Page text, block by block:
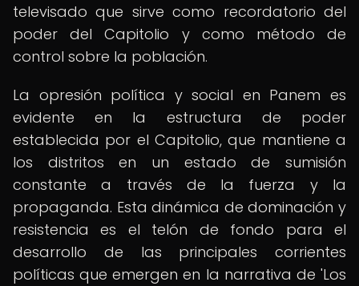
televisado que sirve como recordatorio del
poder del Capitolio y como método de
control sobre la población.
La opresión política y social en Panem es
evidente en la estructura de poder
establecida por el Capitolio, que mantiene a
los distritos en un estado de sumisión
constante a través de la fuerza y la
propaganda. Esta dinámica de dominación y
resistencia es el telón de fondo para el
desarrollo de las principales corrientes
políticas que emergen en la narrativa de 'Los